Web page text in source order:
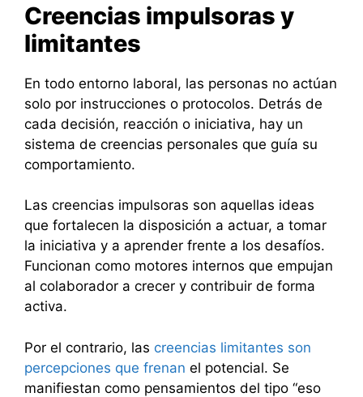
Creencias impulsoras y
limitantes
En todo entorno laboral, las personas no actúan
solo por instrucciones o protocolos. Detrás de
cada decisión, reacción o iniciativa, hay un
sistema de creencias personales que guía su
comportamiento.
Las creencias impulsoras son aquellas ideas
que fortalecen la disposición a actuar, a tomar
la iniciativa y a aprender frente a los desafíos.
Funcionan como motores internos que empujan
al colaborador a crecer y contribuir de forma
activa.
Por el contrario, las creencias limitantes son
percepciones que frenan el potencial. Se
manifiestan como pensamientos del tipo “eso